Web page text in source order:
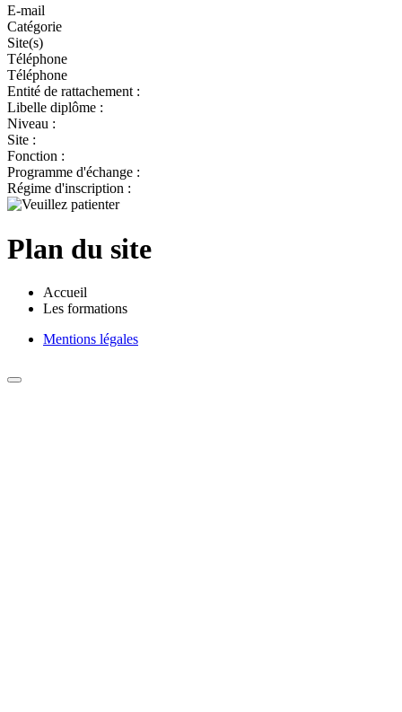
E-mail
Catégorie
Site(s)
Téléphone
Téléphone
Entité de rattachement :
Libelle diplôme :
Niveau :
Site :
Fonction :
Programme d'échange :
Régime d'inscription :
Plan du site
Accueil
Les formations
Mentions légales